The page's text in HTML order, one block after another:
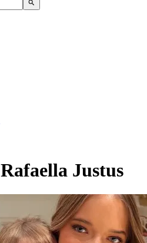
Rafaella Justus